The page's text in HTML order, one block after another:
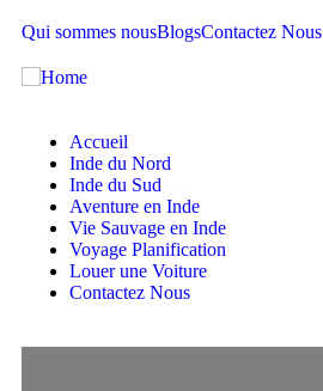
Qui sommes nousBlogsContactez Nous
Accueil
Inde du Nord
Inde du Sud
Aventure en Inde
Vie Sauvage en Inde
Voyage Planification
Louer une Voiture
Contactez Nous